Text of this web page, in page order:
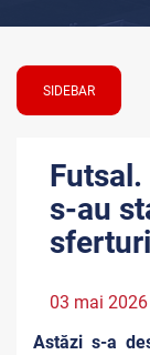
SIDEBAR
s-au
03 mai 2026
Astăzi s-a